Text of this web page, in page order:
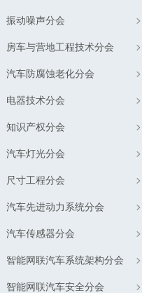
振动噪声分会
房车与营地工程技术分会
汽车防腐蚀老化分会
电器技术分会
知识产权分会
汽车灯光分会
尺寸工程分会
汽车先进动力系统分会
汽车传感器分会
智能网联汽车系统架构分会
智能网联汽车安全分会